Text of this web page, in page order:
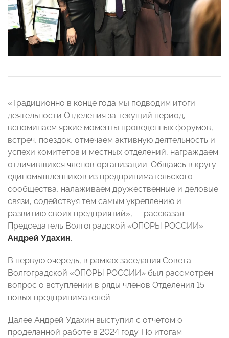
«Традиционно в конце года мы подводим итоги
деятельности Отделения за текущий период,
вспоминаем яркие моменты проведенных форумов,
встреч, поездок, отмечаем активную деятельность и
успехи комитетов и местных отделений, награждаем
отличившихся членов организации. Общаясь в кругу
единомышленников из предпринимательского
сообщества, налаживаем дружественные и деловые
связи, содействуя тем самым укреплению и
развитию своих предприятий», — рассказал
Председатель Волгоградской «ОПОРЫ РОССИИ»
Андрей Удахин.
В первую очередь, в рамках заседания Совета
Волгоградской «ОПОРЫ РОССИИ» был рассмотрен
вопрос о вступлении в ряды членов Отделения 15
новых предпринимателей.
Далее Андрей Удахин выступил с отчетом о
проделанной работе в 2024 году. По итогам